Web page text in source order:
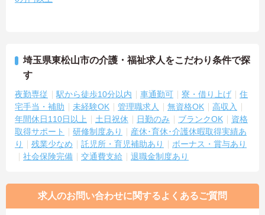
埼玉県東松山市の介護・福祉求人をこだわり条件で探
す
夜勤専従 駅から徒歩10分以内 車通勤可 寮・借り上げ
住
宅手当・補助
未経験OK 管理職求人 無資格OK
高収入
年間休日110日以上
土日祝休 日勤のみ ブランクOK
資格
取得サポート
研修制度あり
産休･育休･介護休暇取得実績あ
り
残業少なめ 託児所・育児補助あり
ボーナス・賞与あり
社会保険完備
交通費支給 退職金制度あり
求人のお問い合わせに関するよくあるご質問